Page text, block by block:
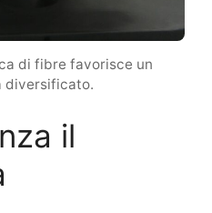
di fibre favorisce un
diversificato.
il